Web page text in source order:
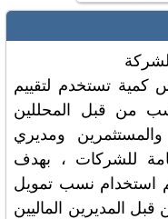
كمية تستخدم لتقييم
من قبل المحللين
ومديري
للشركات ، بهدف
استخدام نسب تمويل
المديرين الماليين